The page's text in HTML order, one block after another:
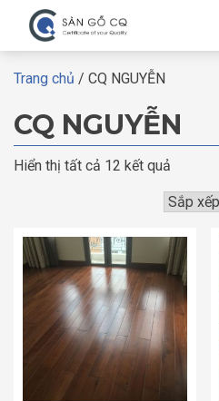
Trang chủ / CQ NGUYỄN
CQ NGUYỄN
Hiển thị tất cả 12 kết quả